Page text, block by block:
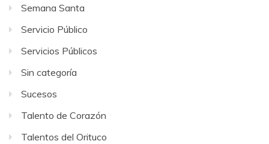
Semana Santa
Servicio Público
Servicios Públicos
Sin categoría
Sucesos
Talento de Corazón
Talentos del Orituco